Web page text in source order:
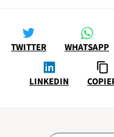
TWITTER WHATSAPP
LINKEDIN